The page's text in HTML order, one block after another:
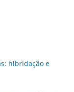
hibridação e